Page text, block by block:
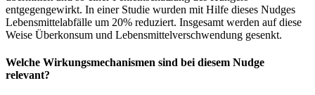
entgegengewirkt. In einer Studie wurden mit Hilfe dieses Nudges
Lebensmittelabfälle um 20% reduziert. Insgesamt werden auf diese
Weise Überkonsum und Lebensmittelverschwendung gesenkt.
Welche Wirkungsmechanismen sind bei diesem Nudge
relevant?